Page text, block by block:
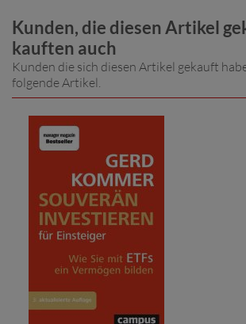
Kunden, die diesen Artikel
kauften auch
Kunden die sich diesen Artikel gekauft
folgende Artikel.